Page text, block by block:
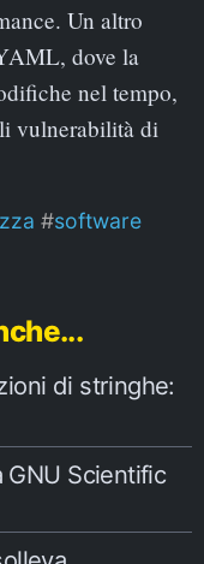
Un altro
dove la
nel tempo,
vulnerabilità di
software
di stringhe:
GNU Scientific